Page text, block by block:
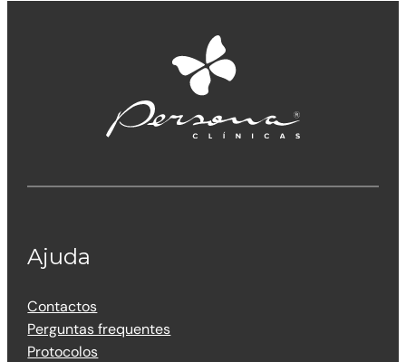
Ajuda
Contactos
Perguntas frequentes
Protocolos